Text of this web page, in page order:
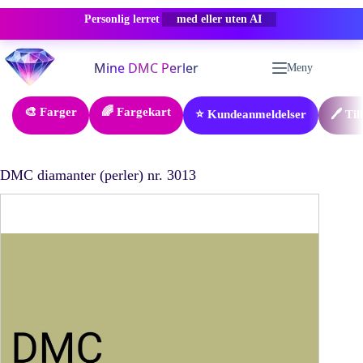
Personlig lerret -50% RABATT
Hopp
til
innholdet
Meny
🎨 Farger 🌈 Fargekart ⭐ Kundeanmeldelser 🖊️
DMC diamanter (perler) nr. 3013